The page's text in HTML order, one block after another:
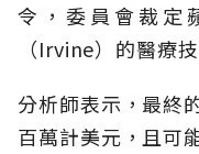
令，委員會裁定
（Irvine）的醫療
分析師表示，最終
百萬計美元，且可